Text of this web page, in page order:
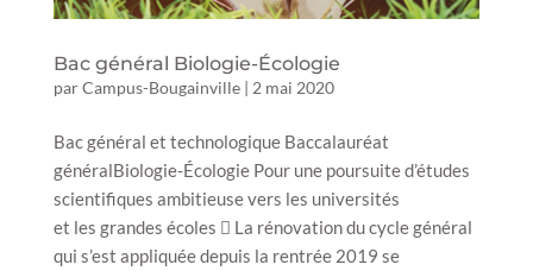
Bac général Biologie-Écologie
parCampus-Bougainville| 2 mai 2020
Bac général et technologique Baccalauréat
généralBiologie-Écologie Pour une poursuite d’études
scientifiques ambitieuse vers les universités
et les grandes écoles  La rénovation du cycle général
qui s’est appliquée depuis la rentrée 2019 se